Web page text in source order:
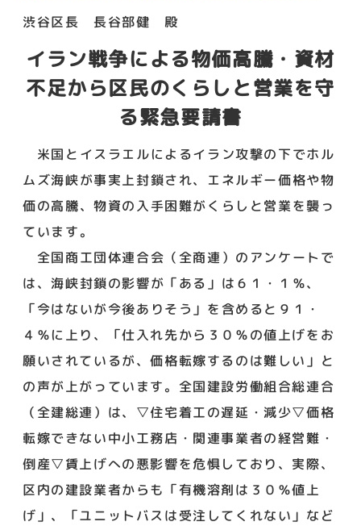
渋谷区長 長谷部健 殿
イラン戦争による物価高騰・資材
不足から区民のくらしと営業を守
る緊急要請書
米国とイスラエルによるイラン攻撃の下でホル
ムズ海峡が事実上封鎖され、エネルギー価格や物
価の高騰、物資の入手困難がくらしと営業を襲っ
ています。
全国商工団体連合会（全商連）のアンケートで
は、海峡封鎖の影響が「ある」は６１・１％、
「今はないが今後ありそう」を含めると９１・
４％に上り、「仕入れ先から３０％の値上げをお
願いされているが、価格転嫁するのは難しい」と
の声が上がっています。全国建設労働組合総連合
（全建総連）は、▽住宅着工の遅延・減少▽価格
転嫁できない中小工務店・関連事業者の経営難・
倒産▽賃上げへの悪影響を危惧しており、実際、
区内の建設業者からも「有機溶剤は３０％値上
げ」、「ユニットバスは受注してくれない」など